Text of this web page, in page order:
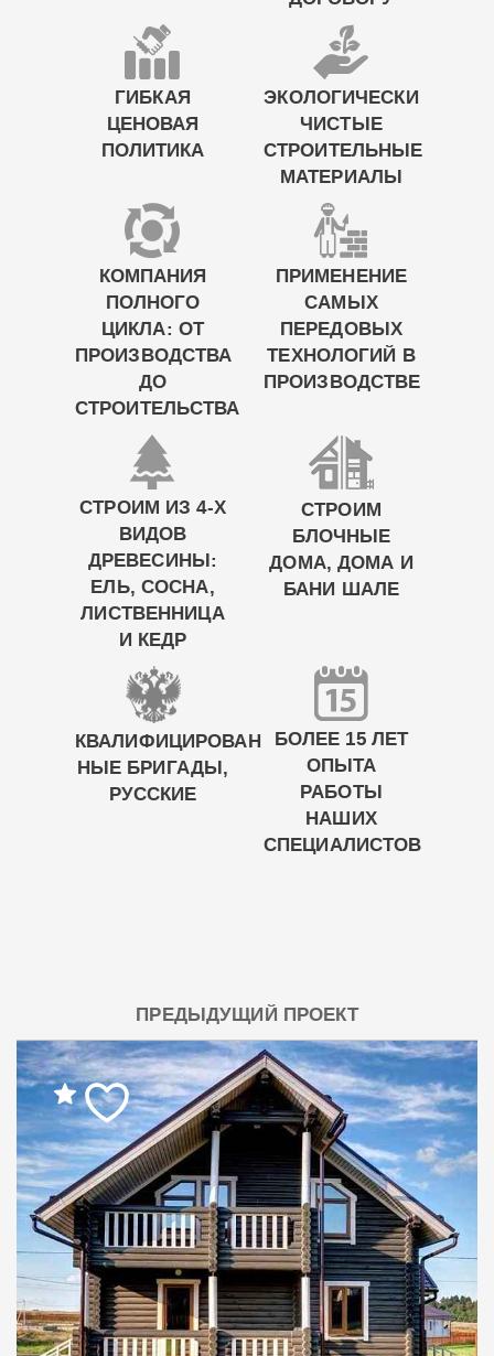
ГИБКАЯ
ЦЕНОВАЯ
ПОЛИТИКА
ЭКОЛОГИЧЕСКИ
ЧИСТЫЕ
СТРОИТЕЛЬНЫЕ
МАТЕРИАЛЫ
КОМПАНИЯ
ПОЛНОГО
ЦИКЛА: ОТ
ПРОИЗВОДСТВА
ДО
СТРОИТЕЛЬСТВА
ПРИМЕНЕНИЕ
САМЫХ
ПЕРЕДОВЫХ
ТЕХНОЛОГИЙ В
ПРОИЗВОДСТВЕ
СТРОИМ ИЗ 4-Х
ВИДОВ
ДРЕВЕСИНЫ:
ЕЛЬ, СОСНА,
ЛИСТВЕННИЦА
И КЕДР
СТРОИМ
БЛОЧНЫЕ
ДОМА, ДОМА И
БАНИ ШАЛЕ
КВАЛИФИЦИРОВАН
НЫЕ БРИГАДЫ,
РУССКИЕ
БОЛЕЕ 15 ЛЕТ
ОПЫТА
РАБОТЫ
НАШИХ
СПЕЦИАЛИСТОВ
ПРЕДЫДУЩИЙ ПРОЕКТ